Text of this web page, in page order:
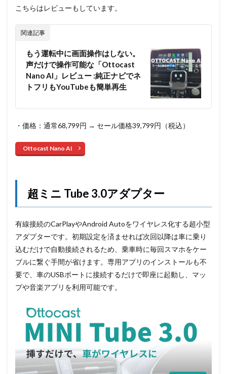
こちらはレビューもしています。
関連記事
もう運転中に画面操作はしない。
声だけで操作可能な「Ottocast
Nano AI」レビュー :純正ナビでネ
トフリもYouTubeも簡単再生
・価格：通常68,799円 → セール価格39,799円（税込）
Ottocast Nano AI
超ミニ Tube 3.0アダプター
有線接続のCarPlayやAndroid Autoをワイヤレス化する超小型
アダプターです。初期設定を済ませれば次回以降は車に乗り
込むだけで自動接続されるため、乗車時に毎回スマホをケー
ブルに繋ぐ手間が省けます。専用アプリのインストールも不
要で、車のUSBポートに接続するだけで即座に起動し、マッ
プや音楽アプリを利用可能です。